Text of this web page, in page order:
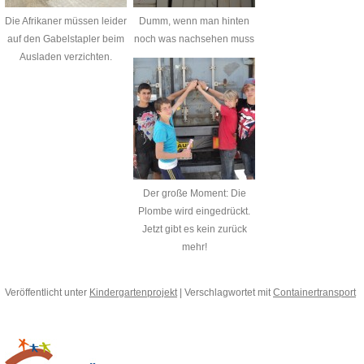
Die Afrikaner müssen leider
auf den Gabelstapler beim
Ausladen verzichten.
Dumm, wenn man hinten
noch was nachsehen muss
Der große Moment: Die
Plombe wird eingedrückt.
Jetzt gibt es kein zurück
mehr!
Veröffentlicht unter Kindergartenprojekt | Verschlagwortet mit Containertransport